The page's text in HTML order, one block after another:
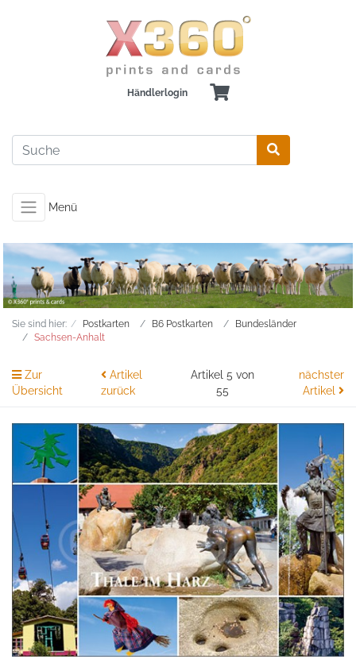
Händlerlogin
Menü
Sie sind hier: Postkarten B6 Postkarten
Bundesländer
Sachsen-Anhalt
Zur
Übersicht
Artikel
zurück
Artikel 5 von
55
nächster
Artikel